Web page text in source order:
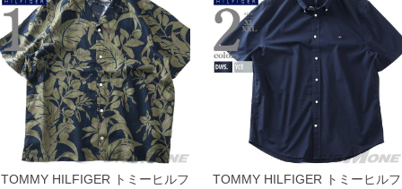
TOMMY HILFIGER トミーヒルフ
TOMMY HILFIGER トミーヒルフ